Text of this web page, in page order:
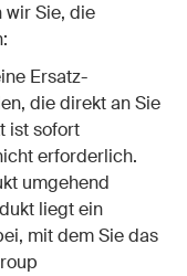
wir Sie, die
Ersatz-
die direkt an Sie
ist sofort
erforderlich.
umgehend
liegt ein
mit dem Sie das